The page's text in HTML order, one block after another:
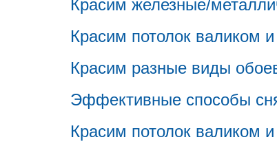
Красим железные/
Красим потолок валиком
Красим разные виды
Эффективные способы
Красим потолок валиком